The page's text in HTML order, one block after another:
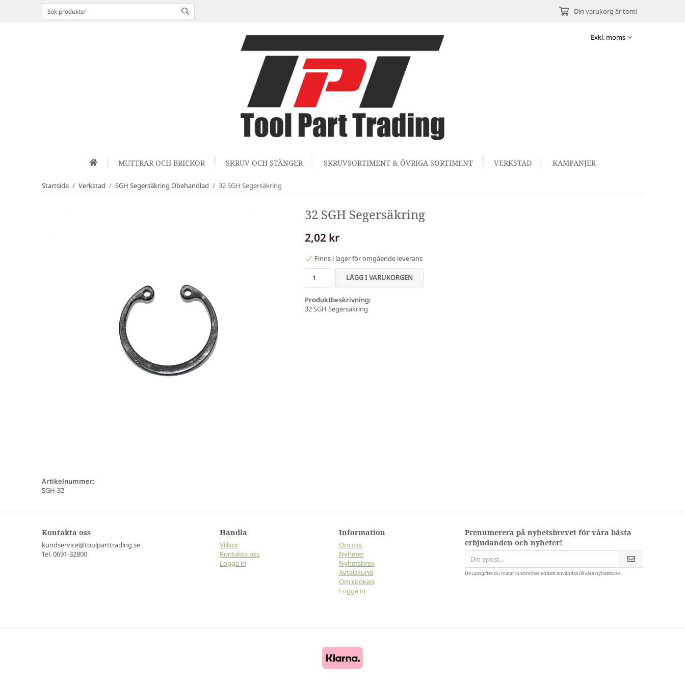
Din varukorg är tom!
MUTTRAR OCH BRICKOR SKRUV OCH STÄNGER SKRUVSORTIMENT & ÖVRIGA SORTIMENT VERKSTAD KAMPANJER
Startsida / Verkstad / SGH Segersäkring Obehandlad / 32 SGH Segersäkring
32 SGH Segersäkring
2,02 kr
Finns i lager för omgående leverans
LÄGG I VARUKORGEN
Produktbeskrivning:
32 SGH Segersäkring
Artikelnummer:
SGH-32
Kontakta oss
kundservice@toolparttrading.se
Tel. 0691-32800
Handla
Villkor
Kontakta oss
Logga in
Information
Om oss
Nyheter
Nyhetsbrev
Avtalskund
Om cookies
Logga in
Prenumerera på nyhetsbrevet för våra bästa
erbjudanden och nyheter!
De uppgifter du matar in kommer endast användas till våra nyhetsbrev.